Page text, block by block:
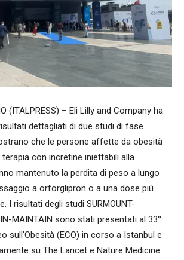
(ITALPRESS) – Eli Lilly and Company ha
dettagliati di due studi di fase
che le persone affette da obesità
con incretine iniettabili alla
mantenuto la perdita di peso a lungo
a orforglipron o a una dose più
I risultati degli studi SURMOUNT-
MAINTAIN sono stati presentati al 33°
sull’Obesità (ECO) in corso a Istanbul e
su The Lancet e Nature Medicine.